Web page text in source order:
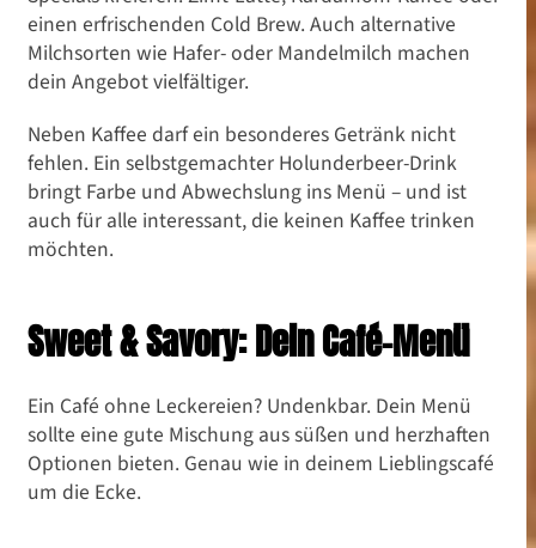
einen erfrischenden Cold Brew. Auch alternative
Milchsorten wie Hafer- oder Mandelmilch machen
dein Angebot vielfältiger.
Neben Kaffee darf ein besonderes Getränk nicht
fehlen. Ein selbstgemachter Holunderbeer-Drink
bringt Farbe und Abwechslung ins Menü – und ist
auch für alle interessant, die keinen Kaffee trinken
möchten.
Sweet & Savory: Dein Café-Menü
Ein Café ohne Leckereien? Undenkbar. Dein Menü
sollte eine gute Mischung aus süßen und herzhaften
Optionen bieten. Genau wie in deinem Lieblingscafé
um die Ecke.